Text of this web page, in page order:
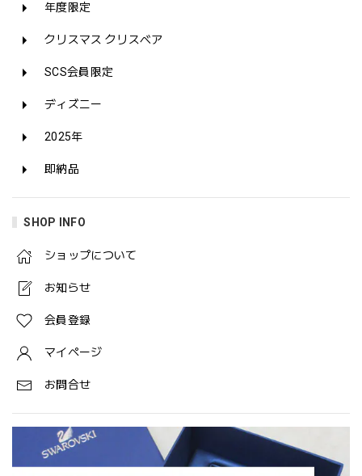
年度限定
クリスマス クリスベア
SCS会員限定
ディズニー
2025年
即納品
SHOP INFO
ショップについて
お知らせ
会員登録
マイページ
お問合せ